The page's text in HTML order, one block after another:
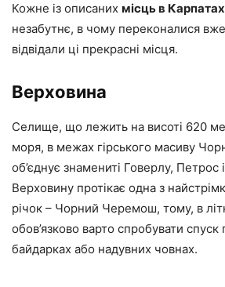
Кожне із описаних місць в Карпатах
незабутнє, в чому переконалися вже
відвідали ці прекрасні місця.
Верховина
Селище, що лежить на висоті 620
моря, в межах гірського масиву
об’єднує знамениті Говерлу, Петрос
Верховину протікає одна з
річок – Чорний Черемош, тому, в
обов’язково варто спробувати спуск
байдарках або надувних човнах.